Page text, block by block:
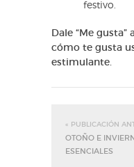
festivo.
Dale “Me
cómo te gusta
estimulante.
« PUBLICACIÓN
OTOÑO E
ESENCIALES